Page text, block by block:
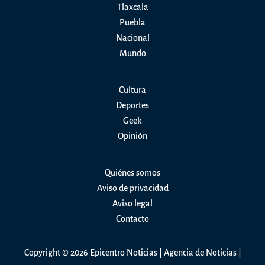
Tlaxcala
Puebla
Nacional
Mundo
Cultura
Deportes
Geek
Opinión
Quiénes somos
Aviso de privacidad
Aviso legal
Contacto
Copyright © 2026 Epicentro Noticias | Agencia de Noticias |